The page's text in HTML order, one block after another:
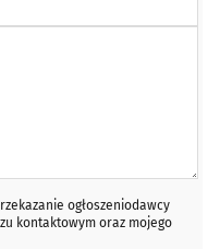
ogłoszeniodawcy
kontaktowym oraz mojego